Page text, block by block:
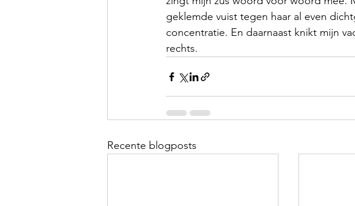
geklemde vuist tegen haar al even
concentratie. En daarnaast knikt mijn
rechts.
Recente blogposts